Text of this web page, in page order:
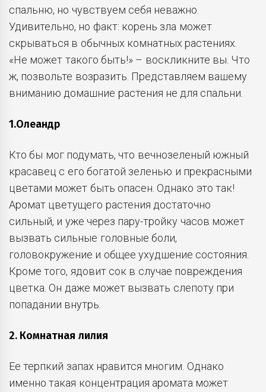
спальню, но чувствуем себя неважно.
Удивительно, но факт: корень зла может
скрываться в обычных комнатных растениях.
«Не может такого быть!» – воскликните вы. Что
ж, позвольте возразить. Представляем вашему
вниманию домашние растения не для спальни.
1.Олеандр
Кто бы мог подумать, что вечнозеленый южный
красавец с его богатой зеленью и прекрасными
цветами может быть опасен. Однако это так!
Аромат цветущего растения достаточно
сильный, и уже через пару-тройку часов может
вызвать сильные головные боли,
головокружение и общее ухудшение состояния.
Кроме того, ядовит сок в случае повреждения
цветка. Он даже может вызвать слепоту при
попадании внутрь.
2. Комнатная лилия
Ее терпкий запах нравится многим. Однако
именно такая концентрация аромата может